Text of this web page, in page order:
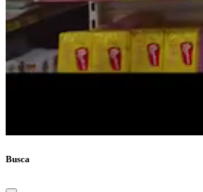
Busca